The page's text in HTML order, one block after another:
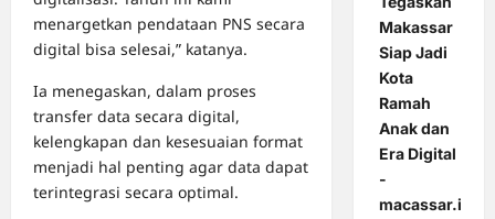
menargetkan pendataan PNS secara
digital bisa selesai,” katanya.
Ia menegaskan, dalam proses
transfer data secara digital,
kelengkapan dan kesesuaian format
menjadi hal penting agar data dapat
terintegrasi secara optimal.
Makassar
Siap Jadi
Kota
Ramah
Anak dan
Era Digital
-
macassar.id